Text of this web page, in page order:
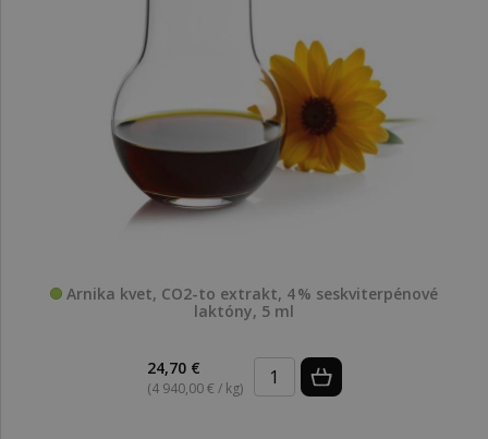
Arnika kvet, CO2-to extrakt, 4 % seskviterpénové
laktóny, 5 ml
24,70 €
(4 940,00 € / kg)